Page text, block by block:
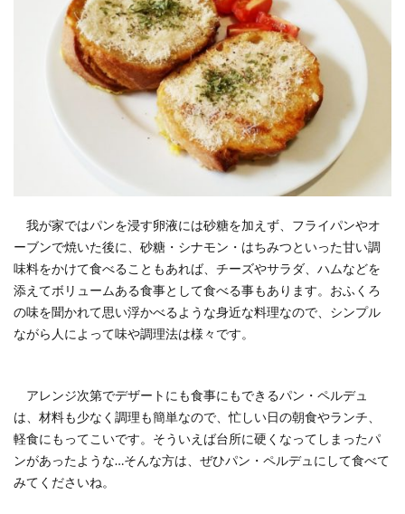
我が家ではパンを浸す卵液には砂糖を加えず、フライパンやオ
ーブンで焼いた後に、砂糖・シナモン・はちみつといった甘い調
味料をかけて食べることもあれば、チーズやサラダ、ハムなどを
添えてボリュームある食事として食べる事もあります。おふくろ
の味を聞かれて思い浮かべるような身近な料理なので、シンプル
ながら人によって味や調理法は様々です。
アレンジ次第でデザートにも食事にもできるパン・ペルデュ
は、材料も少なく調理も簡単なので、忙しい日の朝食やランチ、
軽食にもってこいです。そういえば台所に硬くなってしまったパ
ンがあったような…そんな方は、ぜひパン・ペルデュにして食べて
みてくださいね。